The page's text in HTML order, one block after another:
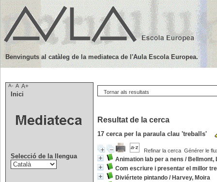
Tornar als resultats
Resultat de la cerca
17 cerca per la paraula clau 'treballs'
Refinar la cerca Générer le
Animation lab per a nens / Bellmont,
Com escriure i presentar el millor
Diviértete pintando / Harvey, Moira
Benvinguts al catàleg de la mediateca de l'Aula Escola Europea.
A- A A+
Inici
Selecció de la llengua